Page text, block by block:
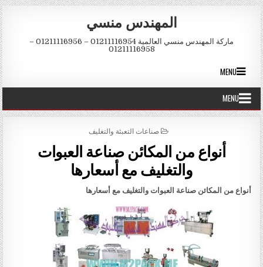
Skip to content
المهندس منسي
ماركة المهندس منسي العالمية 01211116954 – 01211116956 –
01211116958
MENU
MENU
POSTED IN
صناعات التعبئة والتغليف
أنواع من المكائن صناعة العبوات
والتغليف مع أسعارها
أنواع من المكائن صناعة العبوات والتغليف مع أسعارها